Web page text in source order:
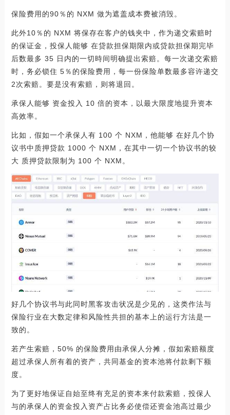
保险费用的90％的 NXM 做为遮盖成本费被消毁。
此外10％的 NXM 将保存在客户的钱夹中，作为递交索赔时
的保证金，投保人能够 在贷款担保期限内或贷款担保期完毕
后数最多 35 日内的一切時间明确提出索赔。每一次递交索赔
时，务必锁住 5％的保险费用，每一份保险单数最多容许递交
2次索赔。要是没有索赔，则将退回。
承保人能够 资金投入 10 倍的资本，以最大限度地提升资本
高效率。
比如，假如一个承保人有 100 个 NXM，他能够 在好几个协
议书中质押贷款 1000 个 NXM，在其中一切一个协议书的较
大 质押贷款限制为 100 个 NXM。
好几个协议书与此同时黑客攻击状况是少见的，这类作法与
保险行业在大数定律和风险性共担的基本上的运行方法是一
致的。
若产生索赔，50% 的保险费用由承保人分摊，假如索赔额度
超过承保人所有着的资产，共同基金的资本池将付款剩下额
度。
为了更好地保证自始至终有充足的资本来付款索赔，投保人
与的承保人的资金投入资产占比务必使偿还资金池高过最少